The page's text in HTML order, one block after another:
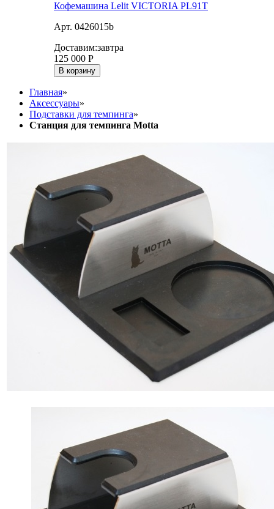
Кофемашина Lelit VICTORIA PL91T
Арт. 0426015b
Доставим:завтра
125 000 Р
В корзину
Главная»
Аксессуары»
Подставки для темпинга»
Станция для темпинга Motta